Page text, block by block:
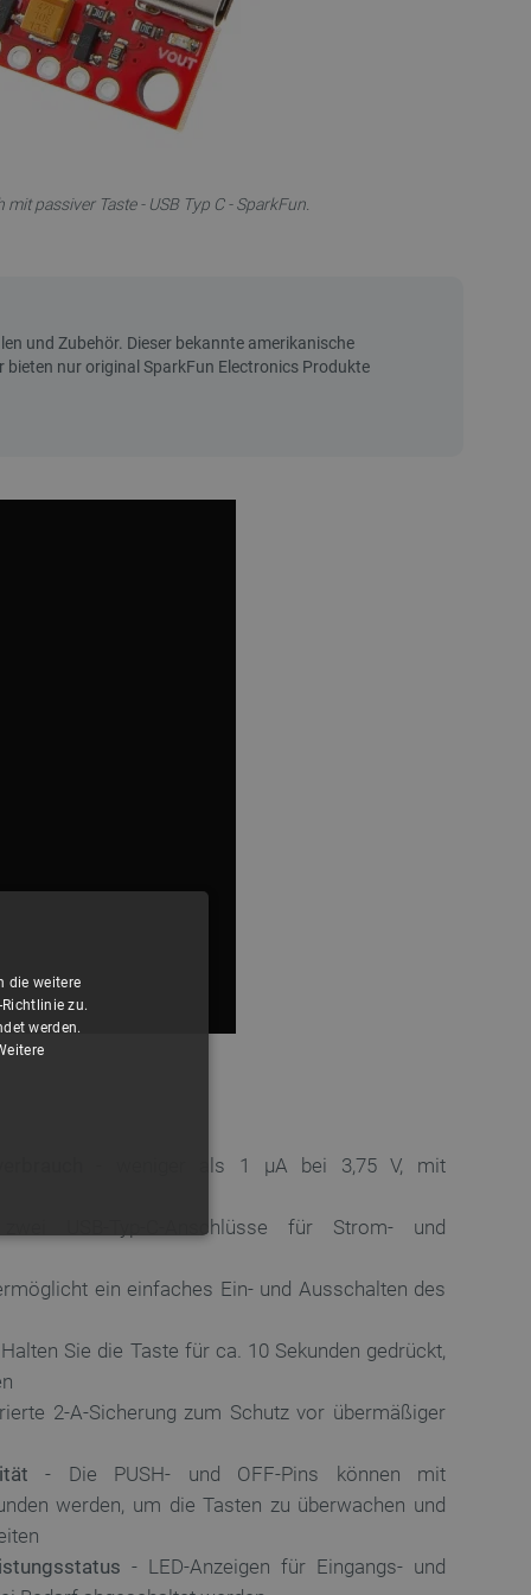
passiver Taste - USB Typ C - SparkFun.
- weniger als 1 µA bei 3,75 V, mit
USB-Typ-C-Anschlüsse für Strom- und
ein einfaches Ein- und Ausschalten des
Sie die Taste für ca. 10 Sekunden gedrückt,
2-A-Sicherung zum Schutz vor übermäßiger
- Die PUSH- und OFF-Pins können mit
werden, um die Tasten zu überwachen und
- LED-Anzeigen für Eingangs- und
die weitere
zu.
werden.
Kontoverwaltung. Ohne
der Einwilligungs- und
für ihre Interaktion mit
Einwilligung des
Datenschutzrichtlinien
dass ihre Präferenzen in